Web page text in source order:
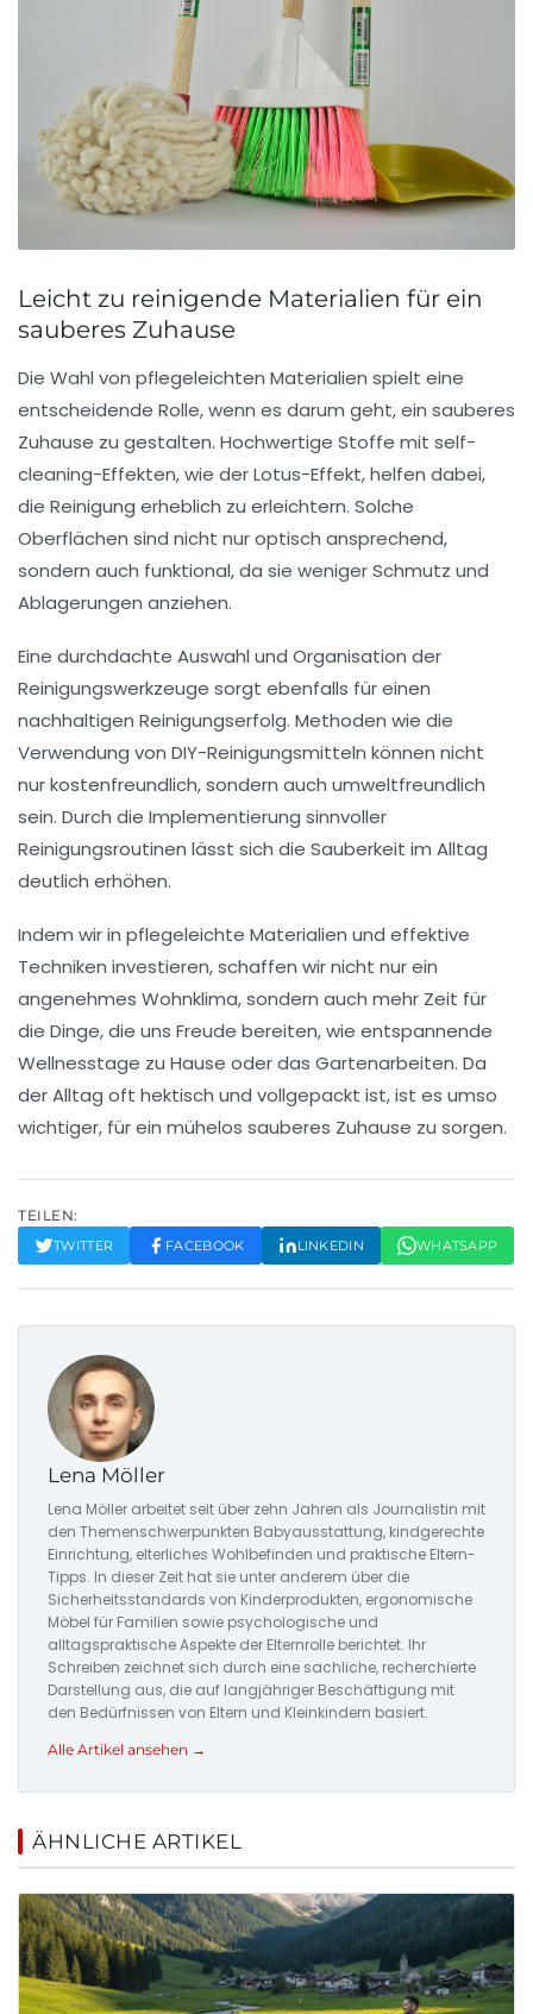
Leicht zu reinigende Materialien für ein
sauberes Zuhause
Die Wahl von pflegeleichten Materialien spielt eine
entscheidende Rolle, wenn es darum geht, ein sauberes
Zuhause zu gestalten. Hochwertige Stoffe mit self-
cleaning-Effekten, wie derLotus-Effekt, helfen dabei,
die Reinigung erheblich zu erleichtern. Solche
Oberflächen sind nicht nur optisch ansprechend,
sondern auch funktional, da sie weniger Schmutz und
Ablagerungen anziehen.
Eine durchdachte Auswahl und Organisation der
Reinigungswerkzeuge sorgt ebenfalls für einen
nachhaltigen Reinigungserfolg. Methoden wie die
Verwendung von DIY-Reinigungsmitteln können nicht
nurkostenfreundlich, sondern auch umweltfreundlich
sein. Durch die Implementierung sinnvoller
Reinigungsroutinen lässt sich die Sauberkeit im Alltag
deutlich erhöhen.
Indem wir in pflegeleichte Materialien und effektive
Techniken investieren, schaffen wir nicht nur ein
angenehmes Wohnklima, sondern auch mehr Zeit für
die Dinge, die uns Freude bereiten, wie entspannende
Wellnesstage zu Hause oder das Gartenarbeiten. Da
der Alltag oft hektisch und vollgepackt ist, ist es umso
wichtiger, für ein mühelos sauberes Zuhause zu sorgen.
TEILEN:
TWITTER FACEBOOK LINKEDIN WHATSAPP
Lena Möller
Lena Möller arbeitet seit über zehn Jahren als Journalistin mit
den Themenschwerpunkten Babyausstattung, kindgerechte
Einrichtung, elterliches Wohlbefinden und praktische Eltern-
Tipps. In dieser Zeit hat sie unter anderem über die
Sicherheitsstandards von Kinderprodukten, ergonomische
Möbel für Familien sowie psychologische und
alltagspraktische Aspekte der Elternrolle berichtet. Ihr
Schreiben zeichnet sich durch eine sachliche, recherchierte
Darstellung aus, die auf langjähriger Beschäftigung mit
den Bedürfnissen von Eltern und Kleinkindern basiert.
Alle Artikel ansehen →
ÄHNLICHE ARTIKEL